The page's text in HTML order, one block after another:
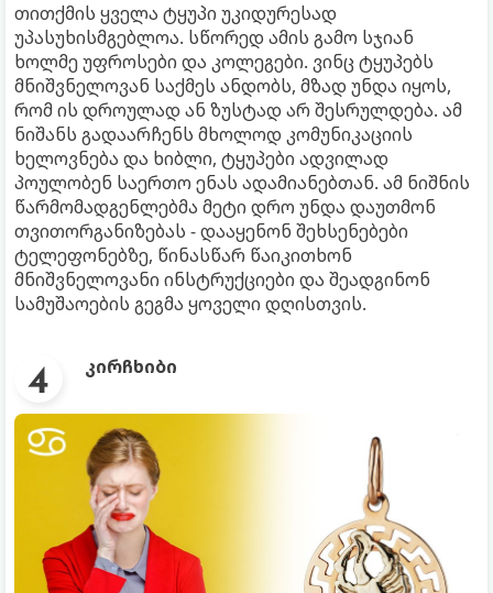
თითქმის ყველა ტყუპი უკიდურესად
უპასუხისმგებლოა. სწორედ ამის გამო სჯიან
ხოლმე უფროსები და კოლეგები. ვინც ტყუპებს
მნიშვნელოვან საქმეს ანდობს, მზად უნდა იყოს,
რომ ის დროულად ან ზუსტად არ შესრულდება. ამ
ნიშანს გადაარჩენს მხოლოდ კომუნიკაციის
ხელოვნება და ხიბლი, ტყუპები ადვილად
პოულობენ საერთო ენას ადამიანებთან. ამ ნიშნის
წარმომადგენლებმა მეტი დრო უნდა დაუთმონ
თვითორგანიზებას - დააყენონ შეხსენებები
ტელეფონებზე, წინასწარ წაიკითხონ
მნიშვნელოვანი ინსტრუქციები და შეადგინონ
სამუშაოების გეგმა ყოველი დღისთვის.
კირჩხიბი